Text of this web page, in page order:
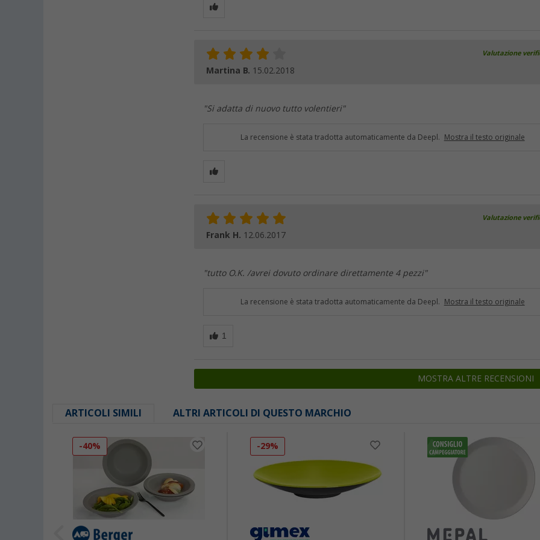
Valutazione
Martina B. 15.02.2018
"Si adatta di nuovo tutto volentieri"
La recensione è stata tradotta automaticamente da Deepl. Mostra il testo originale
Valutazione
Frank H. 12.06.2017
"tutto O.K. /avrei dovuto ordinare direttamente 4 pezzi"
La recensione è stata tradotta automaticamente da Deepl. Mostra il testo originale
MOSTRA ALTRE RECENSIONI
ARTICOLI SIMILI ALTRI ARTICOLI DI QUESTO MARCHIO
-40% -29%